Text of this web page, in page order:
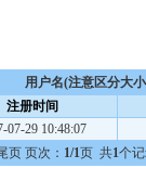
用户名(注意区分大
注册时间
07-29 10:48:07
页 页次： 1/1页 共1个